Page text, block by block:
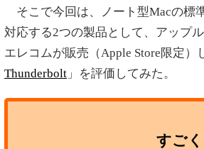
そこで今回は、ノート型Macの標
対応する2つの製品として、アップル
エレコムが販売（Apple Store限定）
Thunderbolt 」を評価してみた。
すご